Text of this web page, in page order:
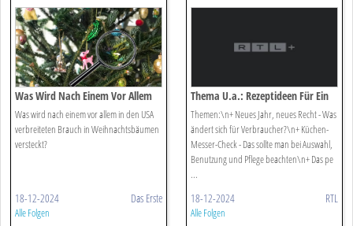
Was Wird Nach Einem Vor Allem
In Den Usa Verbreiteten Brauch In
Weihnachtsbäumen Versteckt.
Was wird nach einem vor allem in den USA
verbreiteten Brauch in Weihnachtsbäumen
versteckt?
18-12-2024 Das Erste
Alle Folgen
Thema U.a.: Rezeptideen Für Ein
Perfektes Festtagsmenü
Themen:\n+ Neues Jahr, neues Recht - Was
ändert sich für Verbraucher?\n+ Küchen-
Messer-Check - Das sollte man bei Auswahl,
Benutzung und Pflege beachten\n+ Das pe
...
18-12-2024 RTL
Alle Folgen